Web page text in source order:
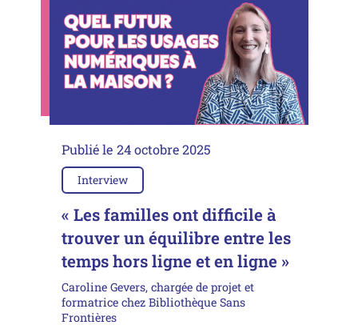
Publié le 24 octobre 2025
Interview
« Les familles ont difficile à
trouver un équilibre entre les
temps hors ligne et en ligne »
Caroline Gevers, chargée de projet et
formatrice chez Bibliothèque Sans
Frontières